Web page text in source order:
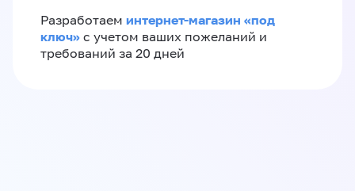
Разработаем интернет-магазин «‎под
ключ»‎ с учетом ваших пожеланий и
требований за 20 дней